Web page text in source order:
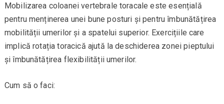
Mobilizarea coloanei vertebrale toracale este esențială
pentru menținerea unei bune posturi și pentru îmbunătățirea
mobilității umerilor și a spatelui superior. Exercițiile care
implică rotația toracică ajută la deschiderea zonei pieptului
și îmbunătățirea flexibilității umerilor.
Cum să o faci: